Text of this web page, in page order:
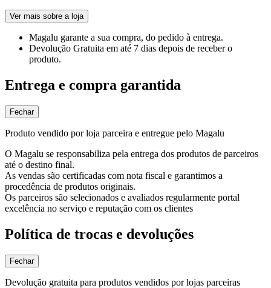
Ver mais sobre a loja
Magalu garante a sua compra, do pedido à entrega.
Devolução Gratuita em até 7 dias depois de receber o
produto.
Entrega e compra garantida
Fechar
Produto vendido por loja parceira e entregue pelo Magalu
O Magalu se responsabiliza pela entrega dos produtos de parceiros
até o destino final.
As vendas são certificadas com nota fiscal e garantimos a
procedência de produtos originais.
Os parceiros são selecionados e avaliados regularmente portal
excelência no serviço e reputação com os clientes
Política de trocas e devoluções
Fechar
Devolução gratuita para produtos vendidos por lojas parceiras